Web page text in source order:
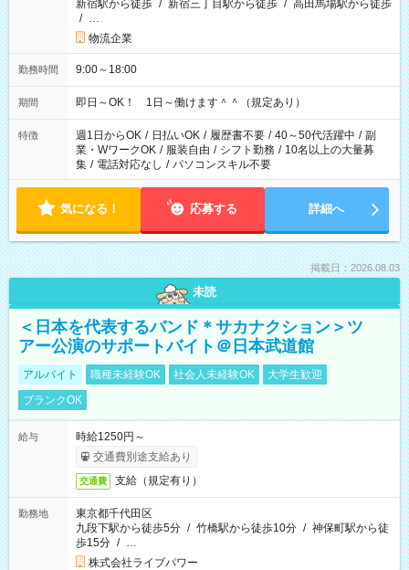
新宿駅から徒歩 / 新宿三丁目駅から徒歩 / 高田馬場駅から徒歩
/ …
物流企業
勤務時間 9:00～18:00
期間 即日～OK！ 1日～働けます＾＾（規定あり）
特徴 週1日からOK / 日払いOK / 履歴書不要 / 40～50代活躍中 / 副
業・WワークOK / 服装自由 / シフト勤務 / 10名以上の大量募
集 / 電話対応なし / パソコンスキル不要
気になる！ 応募する 詳細へ
掲載日：2026.08.03
未読
＜日本を代表するバンド＊サカナクション＞ツ
アー公演のサポートバイト＠日本武道館
アルバイト 職種未経験OK 社会人未経験OK
大学生歓迎
ブランクOK
給与
時給1250円～
交通費別途支給あり
交通費 支給（規定有り）
勤務地
東京都千代田区
九段下駅から徒歩5分 / 竹橋駅から徒歩10分 / 神保町駅から徒
歩15分 / …
株式会社ライブパワー